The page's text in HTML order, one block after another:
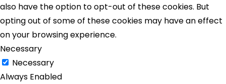
also have the option to opt-out of these cookies. But
opting out of some of these cookies may have an effect
on your browsing experience.
Necessary
Necessary
Always Enabled